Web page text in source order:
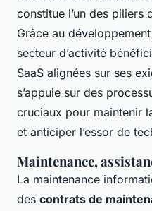
constitue l’un des piliers
Grâce au
secteur d’activité
SaaS alignées sur ses
s’appuie sur des
cruciaux pour maintenir
et anticiper l’essor de
Maintenance,
La maintenance
des contrats de